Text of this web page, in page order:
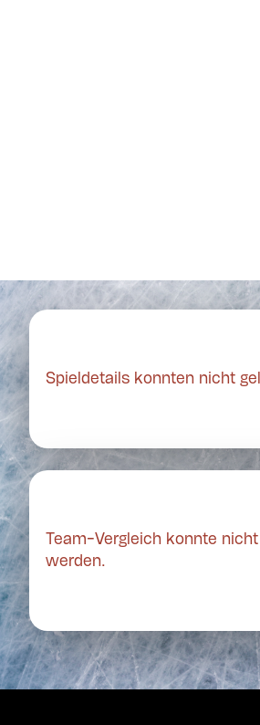
Spieldetails konnten nicht
Team-Vergleich konnte
werden.